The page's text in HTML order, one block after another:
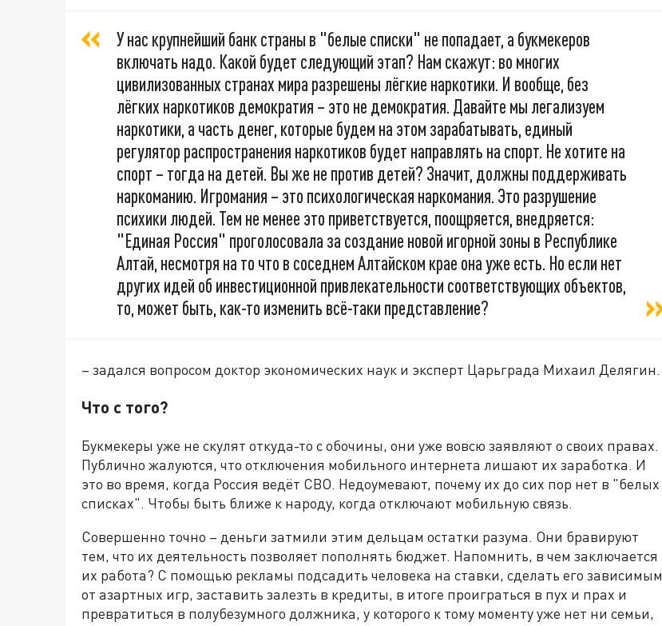
У нас крупнейший банк страны в "белые списки" не попадает, а букмекеров
включать надо. Какой будет следующий этап? Нам скажут: во многих
цивилизованных странах мира разрешены лёгкие наркотики. И вообще, без
лёгких наркотиков демократия – это не демократия. Давайте мы легализуем
наркотики, а часть денег, которые будем на этом зарабатывать, единый
регулятор распространения наркотиков будет направлять на спорт. Не хотите на
спорт – тогда на детей. Вы же не против детей? Значит, должны поддерживать
наркоманию. Игромания – это психологическая наркомания. Это разрушение
психики людей. Тем не менее это приветствуется, поощряется, внедряется:
"Единая Россия" проголосовала за создание новой игорной зоны в Республике
Алтай, несмотря на то что в соседнем Алтайском крае она уже есть. Но если нет
других идей об инвестиционной привлекательности соответствующих объектов,
то, может быть, как-то изменить всё-таки представление?
– задался вопросом доктор экономических наук и эксперт Царьграда Михаил Делягин.
Что с того?
Букмекеры уже не скулят откуда-то с обочины, они уже вовсю заявляют о своих правах.
Публично жалуются, что отключения мобильного интернета лишают их заработка. И
это во время, когда Россия ведёт СВО. Недоумевают, почему их до сих пор нет в "белых
списках". Чтобы быть ближе к народу, когда отключают мобильную связь.
Совершенно точно – деньги затмили этим дельцам остатки разума. Они бравируют
тем, что их деятельность позволяет пополнять бюджет. Напомнить, в чем заключается
их работа? С помощью рекламы подсадить человека на ставки, сделать его зависимым
от азартных игр, заставить залезть в кредиты, в итоге проиграться в пух и прах и
превратиться в полубезумного должника, у которого к тому моменту уже нет ни семьи,